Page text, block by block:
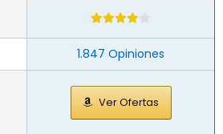
1.847 Opiniones
Ver Ofertas